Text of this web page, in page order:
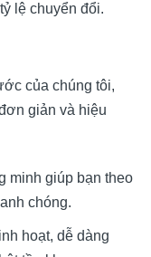
lệ chuyển đổi.
của chúng tôi,
giản và hiệu
minh giúp bạn theo
chóng.
hoạt, dễ dàng